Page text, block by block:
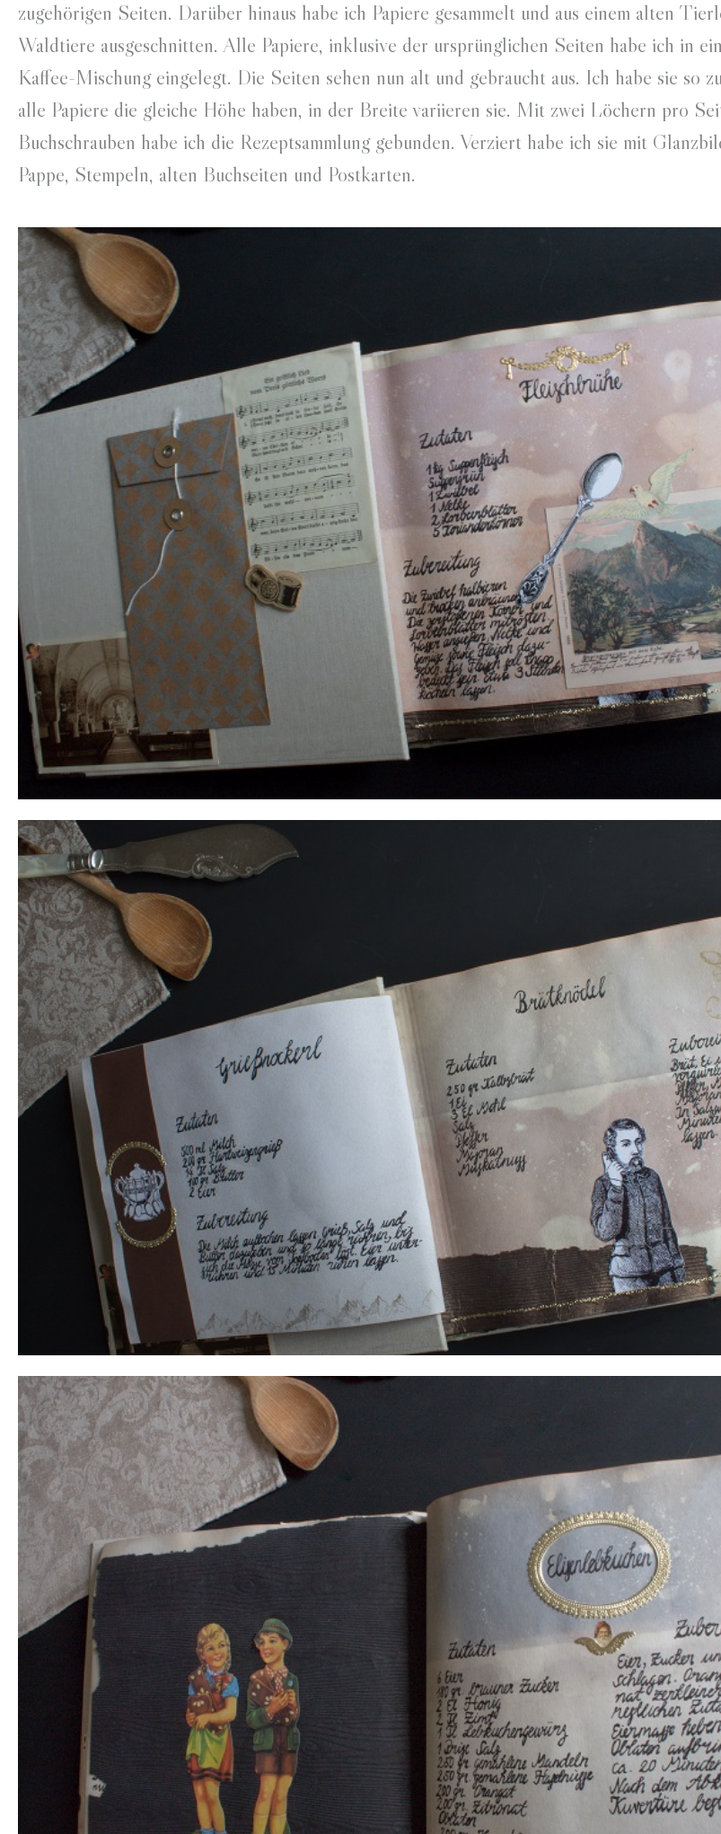
zugehörigen Seiten. Darüber hinaus habe ich Papiere gesammelt und aus einem alten
Waldtiere ausgeschnitten. Alle Papiere, inklusive der ursprünglichen Seiten habe ich in
Kaffee-Mischung eingelegt. Die Seiten sehen nun alt und gebraucht aus. Ich habe sie so
alle Papiere die gleiche Höhe haben, in der Breite variieren sie. Mit zwei Löchern pro
Buchschrauben habe ich die Rezeptsammlung gebunden. Verziert habe ich sie mit
Pappe, Stempeln, alten Buchseiten und Postkarten.